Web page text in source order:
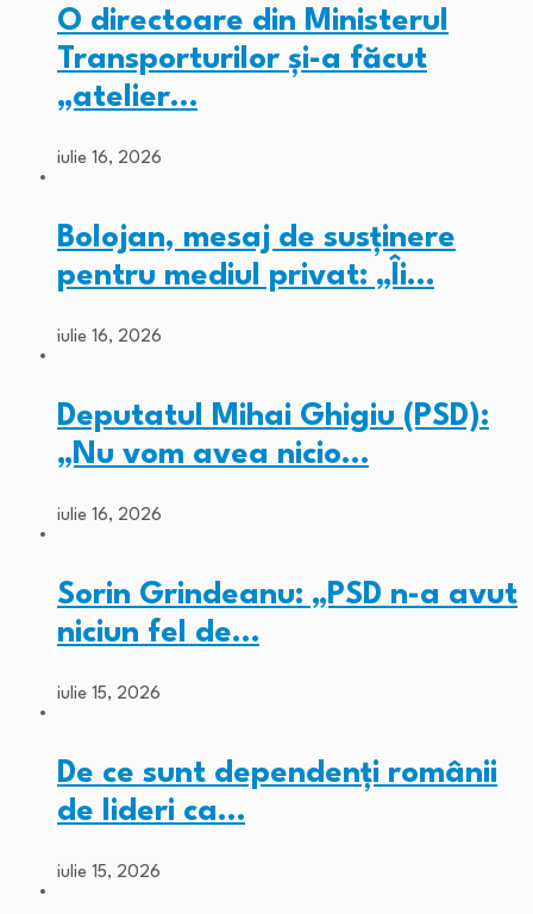
O directoare din Ministerul
Transporturilor și-a făcut
„atelier…
iulie 16, 2026
Bolojan, mesaj de susținere
pentru mediul privat: „Îi…
iulie 16, 2026
Deputatul Mihai Ghigiu (PSD):
„Nu vom avea nicio…
iulie 16, 2026
Sorin Grindeanu: „PSD n-a avut
niciun fel de…
iulie 15, 2026
De ce sunt dependenți românii
de lideri ca…
iulie 15, 2026